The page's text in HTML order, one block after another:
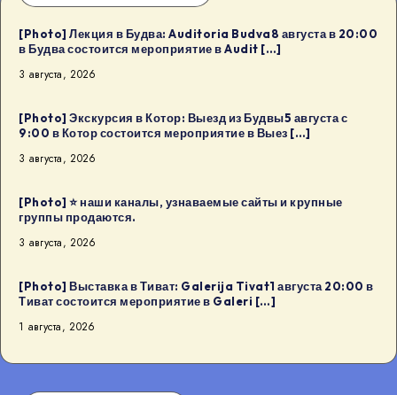
[Photo] Лекция в Будва: Auditoria Budva8 августа в 20:00
в Будва состоится мероприятие в Audit […]
3 августа, 2026
[Photo] Экскурсия в Котор: Выезд из Будвы5 августа с
9:00 в Котор состоится мероприятие в Выез […]
3 августа, 2026
[Photo] ⭐️ наши каналы, узнаваемые сайты и крупные
группы продаются.
3 августа, 2026
[Photo] Выставка в Тиват: Galerija Tivat1 августа 20:00 в
Тиват состоится мероприятие в Galeri […]
1 августа, 2026